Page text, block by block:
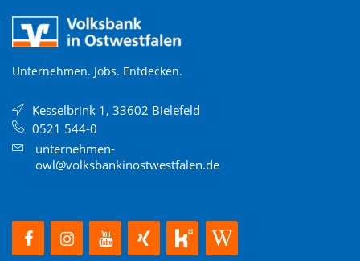
Unternehmen. Jobs. Entdecken.
Kesselbrink 1, 33602 Bielefeld
0521 544-0
unternehmen-
owl@volksbankinostwestfalen.de